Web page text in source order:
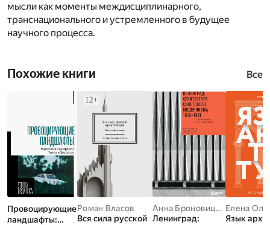
мысли как моменты междисциплинарного,
транснационального и устремленного в будущее
научного процесса.
Похожие книги Все
Провоцирующие
ландшафты:
Роман Власов
Вся сила русской
Анна Броновицкая ,
Ленинград:
Елена
Язык